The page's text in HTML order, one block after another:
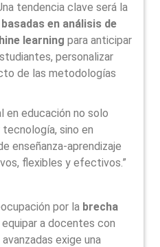
tendencia clave será la
en análisis de
learning para anticipar
personalizar
de las metodologías
en educación no solo
sino en
enseñanza-aprendizaje
flexibles y efectivos.”
por la brecha
a docentes con
exige una